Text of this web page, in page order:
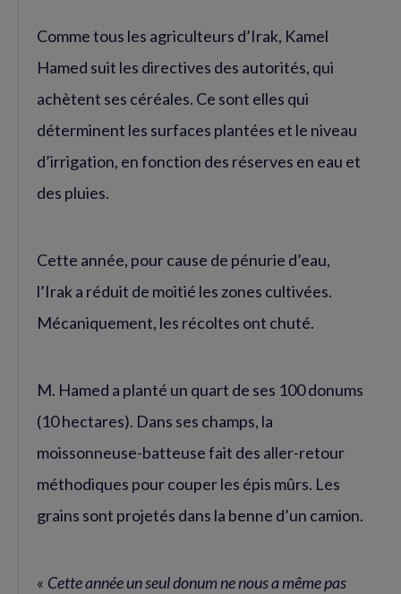
Comme tous les agriculteurs d’Irak, Kamel
Hamed suit les directives des autorités, qui
achètent ses céréales. Ce sont elles qui
déterminent les surfaces plantées et le niveau
d’irrigation, en fonction des réserves en eau et
des pluies.
Cette année, pour cause de pénurie d’eau,
l’Irak a réduit de moitié les zones cultivées.
Mécaniquement, les récoltes ont chuté.
M. Hamed a planté un quart de ses 100 donums
(10 hectares). Dans ses champs, la
moissonneuse-batteuse fait des aller-retour
méthodiques pour couper les épis mûrs. Les
grains sont projetés dans la benne d’un camion.
« Cette année un seul donum ne nous a même pas